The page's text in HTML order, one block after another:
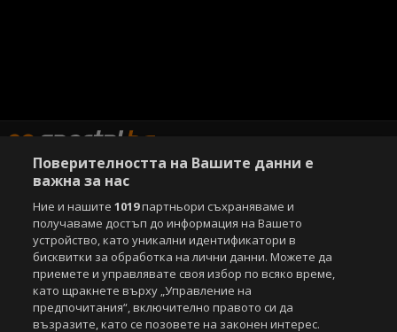
Copyright © 2007-2026 Агенция Спортал. Всички права запазени.
Този уебсайт е собственост наSportal Media Group
За нас Екип За рекламa
Общи условия
Етични правила на НСС
Лични данни
Управление на предпочитания
Поверителността на Вашите данни е
важна за нас
Ние и нашите1019партньори съхраняваме и
получаваме достъп до информация на Вашето
устройство, като уникални идентификатори в
бисквитки за обработка на лични данни. Можете да
приемете и управлявате своя избор по всяко време,
като щракнете върху „Управление на
предпочитания“, включително правото си да
възразите, като се позовете на законен интерес.